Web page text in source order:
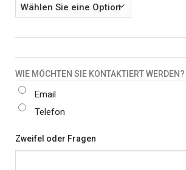
WIE MÖCHTEN SIE KONTAKTIERT WERDEN?
Email
Telefon
Zweifel oder Fragen